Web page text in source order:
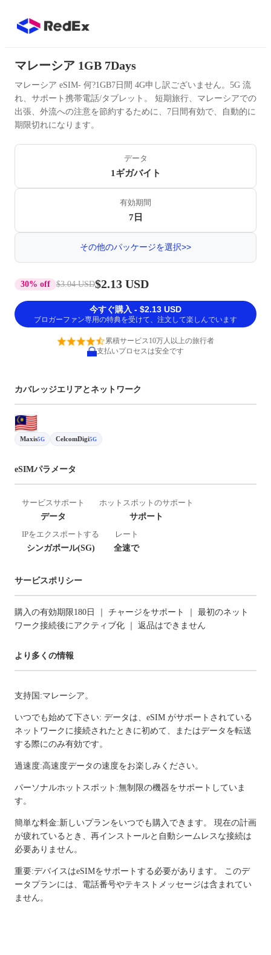
マレーシア 1GB 7Days
マレーシア eSIM- 何?1GB7日間 4G申し訳ございません。5G 流
れ、サポート携帯電話/タブレット。 短期旅行、マレーシアでの
出張、外流への注意を節約するために、7日間有効で、自動的に
期限切れになります。
データ
1ギガバイト
有効期間
7日
その他のパッケージを選択>>
30% off $3.04 USD$2.13 USD
今すぐ購入 - $2.13 USD
ブロガーファン専用の特典を受けて、注文して楽しんでいます
累積サービス10万人以上の旅行者
支払いプロセスは安全です
カバレッジエリアとネットワーク
Maxis5G CelcomDigi5G
eSIMパラメータ
サービスサポート
データ
ホットスポットのサポート
サポート
IPをエクスポートする
シンガポール(SG)
レート
全速で
サービスポリシー
購入の有効期限180日 ｜ チャージをサポート ｜ 最初のネット
ワーク接続後にアクティブ化 ｜ 返品はできません
より多くの情報
支持国:マレーシア。
いつでも始めて下さい: データは、eSIM がサポートされている
ネットワークに接続されたときに初めて、またはデータを転送
する際にのみ有効です。
過速度:高速度データの速度をお楽しみください。
パーソナルホットスポット:無制限の機器をサポートしていま
す。
簡単な料金:新しいプランをいつでも購入できます。 現在の計画
が疲れているとき、再インストールと自動シームレスな接続は
必要ありません。
重要:デバイスはeSIMをサポートする必要があります。 このデ
ータプランには、電話番号やテキストメッセージは含まれてい
ません。